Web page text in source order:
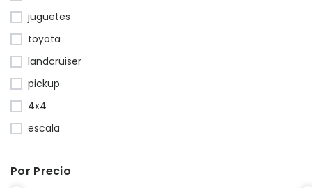
juguetes
toyota
landcruiser
pickup
4x4
escala
Por Precio